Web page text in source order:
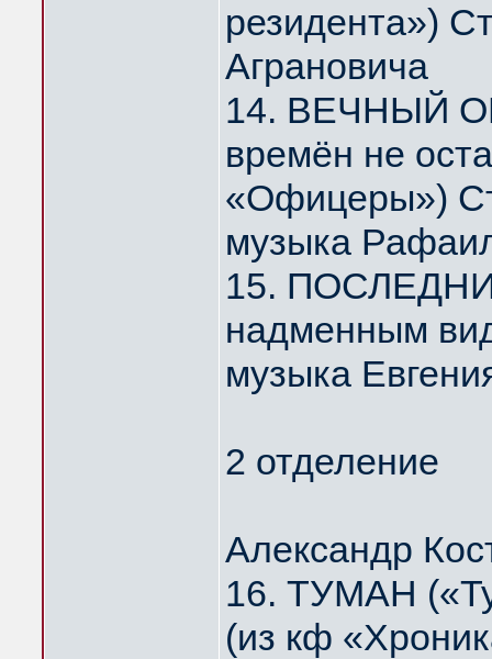
резидента»)
Аграновича
14. ВЕЧНЫЙ
времён не
«Офицеры»)
музыка
15.
надменным
музыка
2 отделение
Александр
16. ТУМАН
(из кф